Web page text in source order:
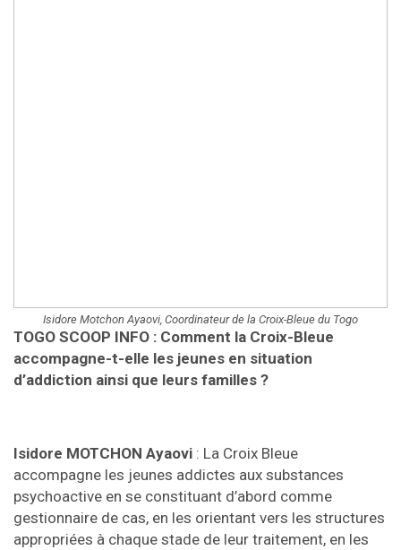
Isidore Motchon Ayaovi, Coordinateur de la Croix-Bleue du Togo
TOGO SCOOP INFO : Comment la Croix-Bleue
accompagne-t-elle les jeunes en situation
d’addiction ainsi que leurs familles ?
Isidore MOTCHON Ayaovi : La Croix Bleue
accompagne les jeunes addictes aux substances
psychoactive en se constituant d’abord comme
gestionnaire de cas, en les orientant vers les structures
appropriées à chaque stade de leur traitement, en les